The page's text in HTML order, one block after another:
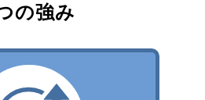
の強み